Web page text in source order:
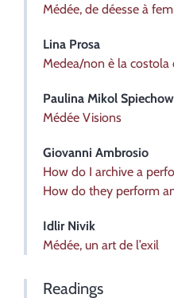
Médée, de déesse à
Lina Prosa
Medea/non è la costola
Paulina Mikol
Médée Visions
Giovanni Ambrosio
How do I archive a
How do they perform
Idlir Nivik
Médée, un art de l’exil
Readings